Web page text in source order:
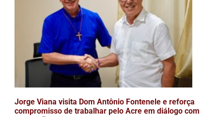
Jorge Viana visita Dom Antônio Fontenele e reforça
compromisso de trabalhar pelo Acre em diálogo com